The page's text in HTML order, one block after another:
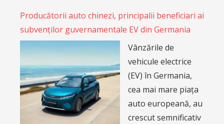
Producătorii auto chinezi, principalii beneficiari ai
subvenților guvernamentale EV din Germania
Vânzările de
vehicule electrice
(EV) în Germania,
cea mai mare piața
auto europeană, au
crescut semnificativ